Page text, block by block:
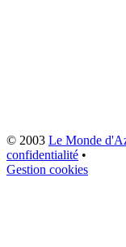
© 2003 Le Monde
confidentialité •
Gestion cookies